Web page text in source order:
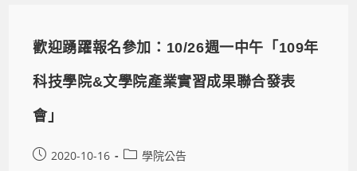
歡迎踴躍報名參加：10/26週一中午「109年
科技學院&文學院產業實習成果聯合發表
會」
2020-10-16 學院公告